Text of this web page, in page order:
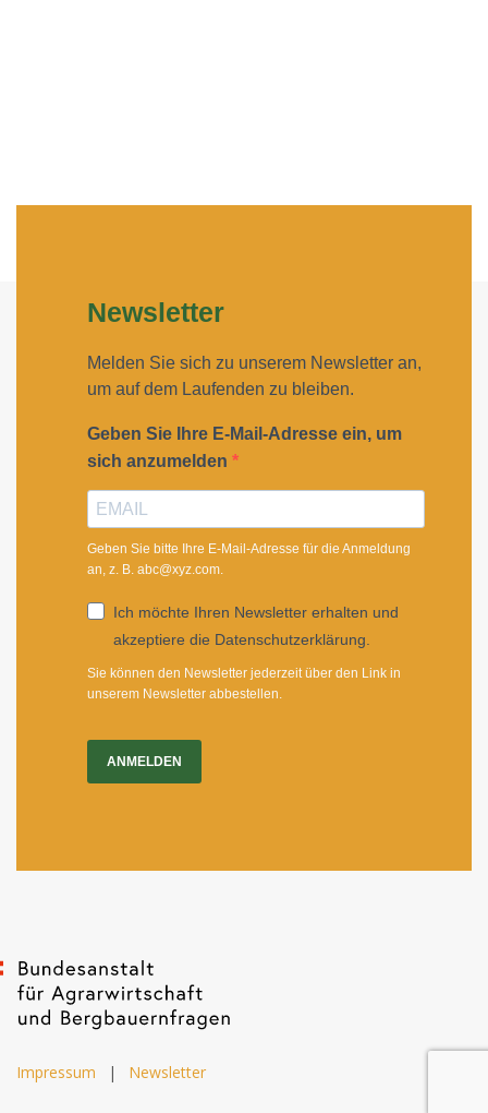
Newsletter
Melden Sie sich zu unserem Newsletter an,
um auf dem Laufenden zu bleiben.
Geben Sie Ihre E-Mail-Adresse ein, um
sich anzumelden
Geben Sie bitte Ihre E-Mail-Adresse für die Anmeldung
an, z. B. abc@xyz.com.
Ich möchte Ihren Newsletter erhalten und
akzeptiere die Datenschutzerklärung.
Sie können den Newsletter jederzeit über den Link in
unserem Newsletter abbestellen.
ANMELDEN
Impressum | Newsletter